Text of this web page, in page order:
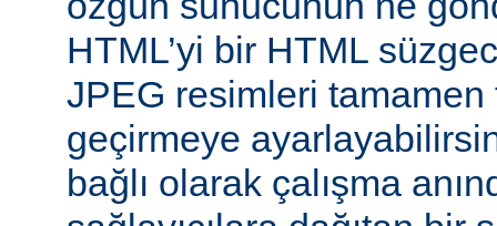
HTML’yi bir HTML
JPEG resimleri tamamen
geçirmeye
bağlı olarak çalışma